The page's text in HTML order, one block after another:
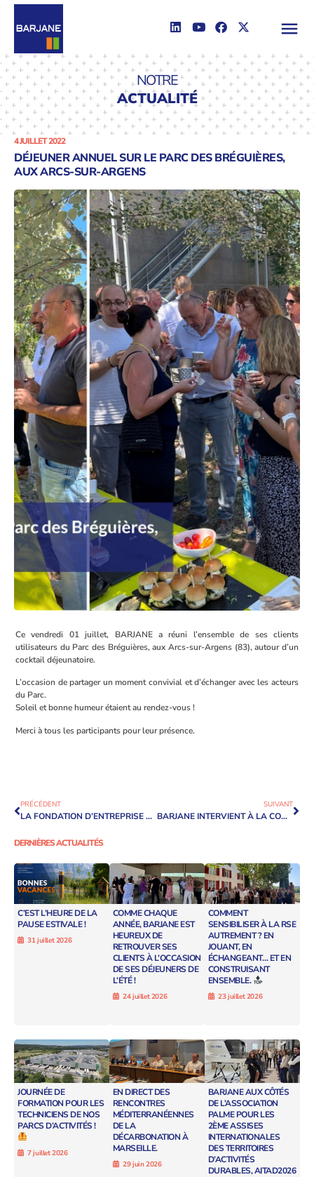
NOTRE
ACTUALITÉ
4 JUILLET 2022
DÉJEUNER ANNUEL SUR LE PARC DES BRÉGUIÈRES,
AUX ARCS-SUR-ARGENS
Ce vendredi 01 juillet, BARJANE a réuni l’ensemble de ses clients
utilisateurs du Parc des Bréguières, aux Arcs-sur-Argens (83), autour d’un
cocktail déjeunatoire.
L’occasion de partager un moment convivial et d’échanger avec les acteurs
du Parc.
Soleil et bonne humeur étaient au rendez-vous !
Merci à tous les participants pour leur présence.
PRÉCÉDENT
LA FONDATION D’ENTREPRISE BARJANE SOUTIENT NICOLAS SAVANT-AIRA
SUIVANT
BARJANE INTERVIENT À LA CONFÉRENCE RÉGIONALE DE LA LOGISTIQUE
DERNIÈRES ACTUALITÉS
C’EST L’HEURE DE LA
PAUSE ESTIVALE !
31 juillet 2026
COMME CHAQUE
ANNÉE, BARJANE EST
HEUREUX DE
RETROUVER SES
CLIENTS À L’OCCASION
DE SES DÉJEUNERS DE
L’ÉTÉ !
24 juillet 2026
COMMENT
SENSIBILISER À LA RSE
AUTREMENT ? EN
JOUANT, EN
ÉCHANGEANT… ET EN
CONSTRUISANT
ENSEMBLE.
23 juillet 2026
JOURNÉE DE
FORMATION POUR LES
TECHNICIENS DE NOS
PARCS D’ACTIVITÉS !
7 juillet 2026
EN DIRECT DES
RENCONTRES
MÉDITERRANÉENNES
DE LA
DÉCARBONATION À
MARSEILLE.
29 juin 2026
BARJANE AUX CÔTÉS
DE L’ASSOCIATION
PALME POUR LES
2ÈME ASSISES
INTERNATIONALES
DES TERRITOIRES
D’ACTIVITÉS
DURABLES, AITAD2026